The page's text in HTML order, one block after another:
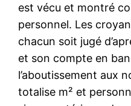
est vécu et montré
personnel. Les
chacun soit jugé
et son compte en
l’aboutissement aux
totalise m² et